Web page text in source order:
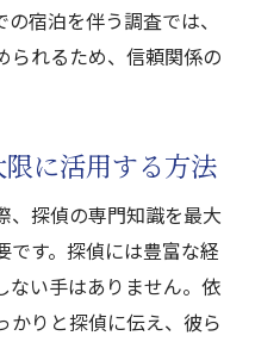
宿泊を伴う調査では、
られるため、信頼関係の
に活用する方法
、探偵の専門知識を最大
です。探偵には豊富な経
ない手はありません。依
かりと探偵に伝え、彼ら